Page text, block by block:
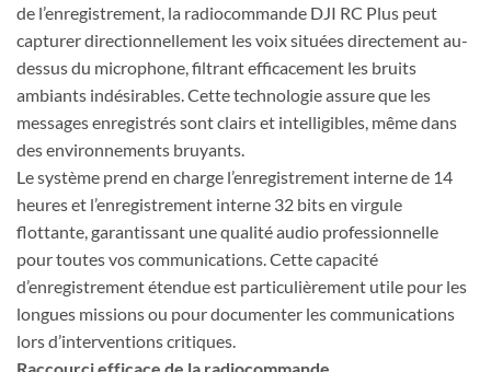
de l’enregistrement, la radiocommande DJI RC Plus peut
capturer directionnellement les voix situées directement au-
dessus du microphone, filtrant efficacement les bruits
ambiants indésirables. Cette technologie assure que les
messages enregistrés sont clairs et intelligibles, même dans
des environnements bruyants.
Le système prend en charge l’enregistrement interne de 14
heures et l’enregistrement interne 32 bits en virgule
flottante, garantissant une qualité audio professionnelle
pour toutes vos communications. Cette capacité
d’enregistrement étendue est particulièrement utile pour les
longues missions ou pour documenter les communications
lors d’interventions critiques.
Raccourci efficace de la radiocommande